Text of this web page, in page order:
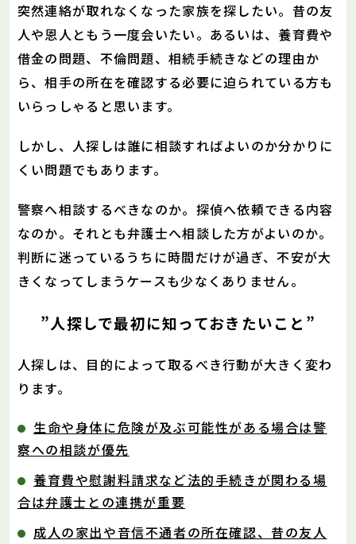
突然連絡が取れなくなった家族を探したい。昔の友
人や恩人ともう一度会いたい。あるいは、養育費や
借金の問題、不倫問題、相続手続きなどの理由か
ら、相手の所在を確認する必要に迫られている方も
いらっしゃると思います。
しかし、人探しは誰に相談すればよいのか分かりに
くい問題でもあります。
警察へ相談するべきなのか。探偵へ依頼できる内容
なのか。それとも弁護士へ相談した方がよいのか。
判断に迷っているうちに時間だけが過ぎ、不安が大
きくなってしまうケースも少なくありません。
”人探しで最初に知っておきたいこと”
人探しは、目的によって取るべき行動が大きく変わ
ります。
生命や身体に危険が及ぶ可能性がある場合は警
察への相談が優先
養育費や慰謝料請求など法的手続きが関わる場
合は弁護士との連携が重要
成人の家出や音信不通者の所在確認、昔の友人